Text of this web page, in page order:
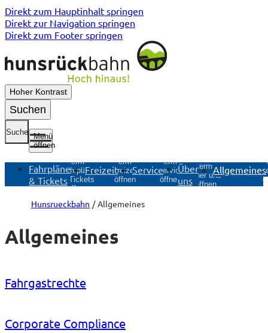
Direkt zum Hauptinhalt springen
Direkt zur Navigation springen
Direkt zum Footer springen
Hoher Kontrast
Suchen
Suche
Menü
öffnen
Fahrpläne
& Tickets
Untermenü
Fahrpläne
& Tickets
öffnen
Freizeit
Untermenü
Freizeit
öffnen
Service
Untermenü
Service
öffnen
Über
uns
Untermenü
Über uns
öffnen
Allgemeines
Hunsrueckbahn Allgemeines
Allgemeines
Fahrgastrechte
Corporate Compliance